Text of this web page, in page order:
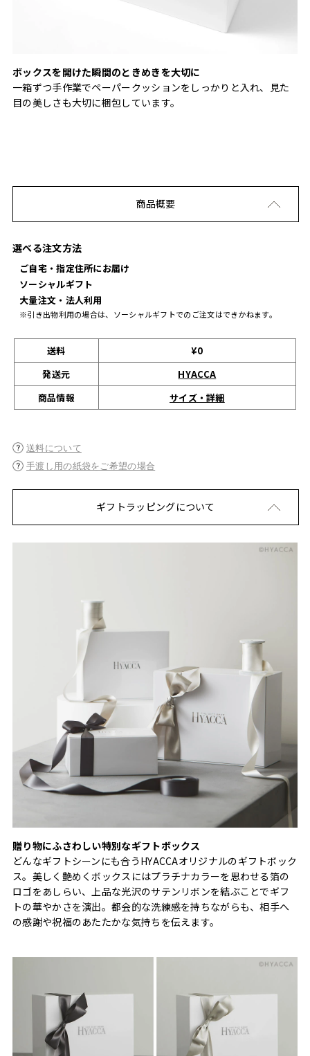
ボックスを開けた瞬間のときめきを大切に
一箱ずつ手作業でペーパークッションをしっかりと入れ、見た
目の美しさも大切に梱包しています。
商品概要
選べる注文方法
ご自宅・指定住所にお届け
ソーシャルギフト
大量注文・法人利用
※引き出物利用の場合は、ソーシャルギフトでのご注文はできかねます。
送料
¥0
発送元
HYACCA
商品情報
サイズ・詳細
送料について
手渡し用の紙袋をご希望の場合
ギフトラッピングについて
贈り物にふさわしい特別なギフトボックス
どんなギフトシーンにも合うHYACCAオリジナルのギフトボック
ス。美しく艶めくボックスにはプラチナカラーを思わせる箔の
ロゴをあしらい、上品な光沢のサテンリボンを結ぶことでギフ
トの華やかさを演出。都会的な洗練感を持ちながらも、相手へ
の感謝や祝福のあたたかな気持ちを伝えます。